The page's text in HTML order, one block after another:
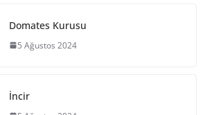
Domates Kurusu
5 Ağustos 2024
İncir